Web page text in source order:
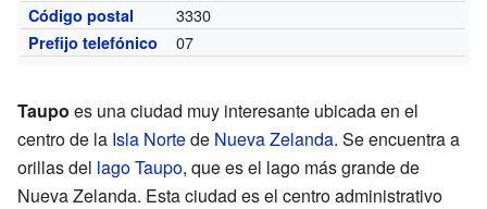
Código postal 3330
Prefijo telefónico 07
Taupo es una ciudad muy interesante ubicada en el
centro de la Isla Nortede Nueva Zelanda. Se encuentra a
orillas del lago Taupo, que es el lago más grande de
Nueva Zelanda. Esta ciudad es el centro administrativo